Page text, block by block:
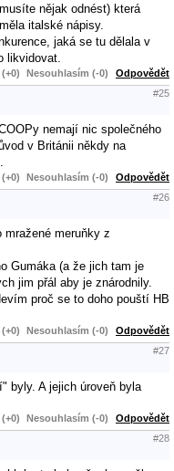
nějak odnést) která
italské nápisy.
jaká se tu dělala v
likvidovat.
Nesouhlasím (-0) Odpovědět
#25
nemají nic společného
v Británii někdy na
Nesouhlasím (-0) Odpovědět
#26
meruňky z
Gumáka (a že jich tam je
jim přál aby je znárodnily.
proč se to doho pouští HB
Nesouhlasím (-0) Odpovědět
#27
byly. A jejich úroveň byla
Nesouhlasím (-0) Odpovědět
#28